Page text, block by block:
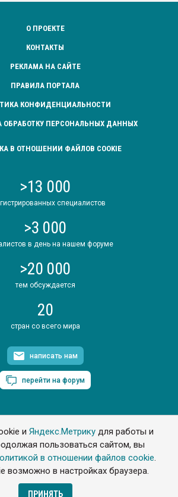
иЯндекс.Метрику для работы и
пользоваться сайтом, вы
в отношении файлов cookie.
возможно в настройках браузера.
ПРИНЯТЬ
О ПРОЕКТЕ
КОНТАКТЫ
РЕКЛАМА НА САЙТЕ
ПРАВИЛА ПОРТАЛА
КОНФИДЕНЦИАЛЬНОСТИ
ОБРАБОТКУ ПЕРСОНАЛЬНЫХ ДАННЫХ
В ОТНОШЕНИИ ФАЙЛОВ COOKIE
>13 000
специалистов
>3 000
в день на нашем форуме
>20 000
тем обсуждается
20
стран со всего мира
написать нам
перейти на форум
© 2006. Все права защищены
материалов сайта с обязательной
на www.e-plastic.ru
Разработка сайта